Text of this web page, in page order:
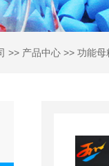
>> 产品中心 >> 功能母